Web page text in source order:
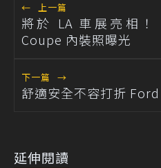
← 上一篇
將於 LA 車展亮相！
Coupe 內裝照曝光
下一篇 →
舒適安全不容打折
延伸閱讀